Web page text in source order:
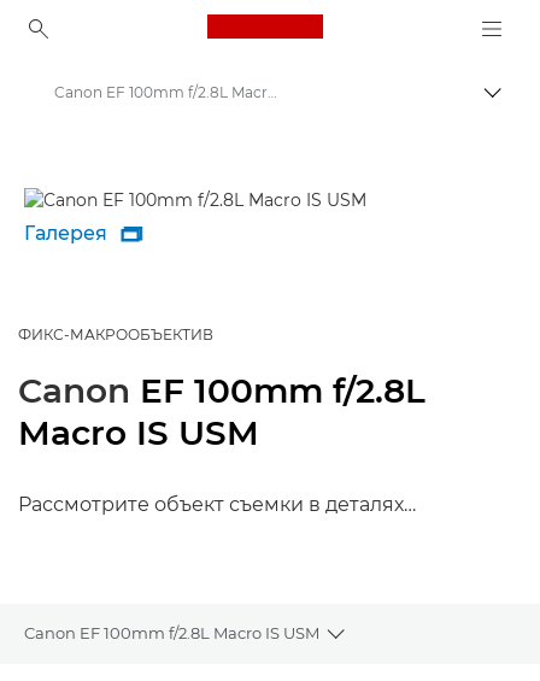
Canon Logo, back to
Canon EF 100mm f/2.8L Macro IS USM - Объективы - Камера и фотообъективы
Галерея 
ФИКС-МАКРООБЪЕКТИВ
Canon EF 100mm f/2.8L
Macro IS USM
Рассмотрите объект съемки в деталях…
Canon EF 100mm f/2.8L Macro IS USM
Toggle breadcrumbs